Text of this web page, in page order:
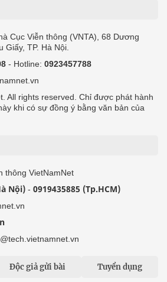
Cục Viễn thông (VNTA), 68 Dương
TP. Hà Nội.
- Hotline: 0923457788
All rights reserved. Chỉ được phát hành
khi có sự đồng ý bằng văn bản của
thông VietNamNet
Nội) - 0919435885 (Tp.HCM)
Độc giả gửi bài Tuyển dụng